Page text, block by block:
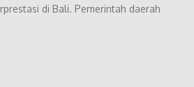
di Bali. Pemerintah daerah